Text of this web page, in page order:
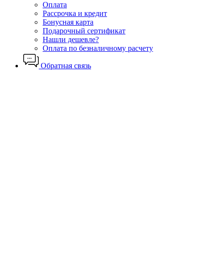
Оплата
Рассрочка и кредит
Бонусная карта
Подарочный сертификат
Нашли дешевле?
Оплата по безналичному расчету
Обратная связь